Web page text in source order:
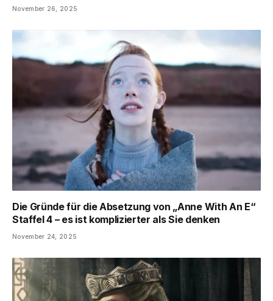
November 26, 2025
Die Gründe für die Absetzung von „Anne With An E“
Staffel 4 – es ist komplizierter als Sie denken
November 24, 2025